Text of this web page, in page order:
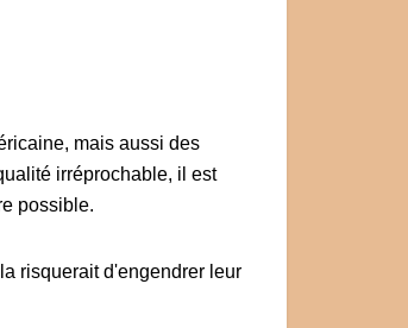
mais aussi des
irréprochable, il est
possible.
risquerait d'engendrer leur